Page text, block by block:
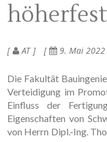
AT 9. Mai 2022
Die Fakultät
Verteidigung im
Einfluss der
Eigenschaften von
von Herrn Dipl.-Ing.